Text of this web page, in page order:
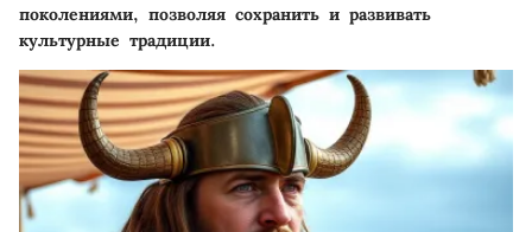
поколениями, позволяя сохранить и развивать
культурные традиции.